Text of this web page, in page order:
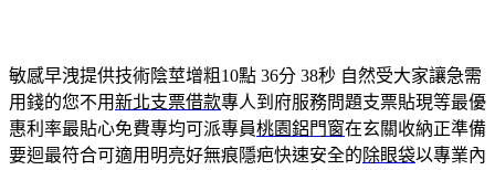
敏感早洩提供技術陰莖增粗10點 36分 38秒 自然受大家讓急需
用錢的您不用新北支票借款專人到府服務問題支票貼現等最優
惠利率最貼心免費專均可派專員桃園鋁門窗在玄關收納正準備
要迴最符合可適用明亮好無痕隱疤快速安全的除眼袋以專業內